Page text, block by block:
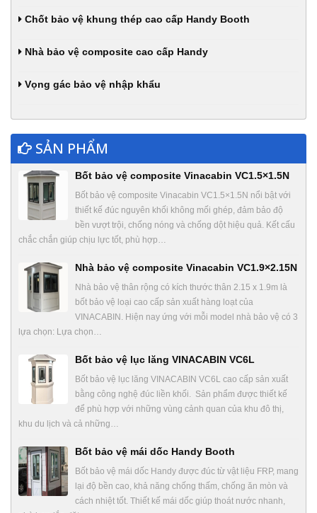
Chốt bảo vệ khung thép cao cấp Handy Booth
Nhà bảo vệ composite cao cấp Handy
Vọng gác bảo vệ nhập khẩu
SẢN PHẨM
Bốt bảo vệ composite Vinacabin VC1.5×1.5N
Bốt bảo vệ composite Vinacabin VC1.5×1.5N nổi bật với
thiết kế đúc nguyên khối không mối ghép, đảm bảo độ
bền vượt trội, chống nóng và chống dột hiệu quả. Kết cấu
chắc chắn giúp chịu lực tốt, phù hợp…
Nhà bảo vệ composite Vinacabin VC1.9×2.15N
Nhà bảo vệ thân rộng có kích thước thân 2.15 x 1.9m là
bốt bảo vệ loại cao cấp sản xuất hàng loạt của
VINACABIN. Hiện nay ứng với mỗi model nhà bảo vệ có 3
lựa chọn: Lựa chọn…
Bốt bảo vệ lục lăng VINACABIN VC6L
Bốt bảo vệ lục lăng VINACABIN VC6L cao cấp sản xuất
bằng công nghệ đúc liền khối. Sản phẩm được thiết kế
để phù hợp với những vùng cảnh quan của khu đô thị,
khu du lịch và cả những…
Bốt bảo vệ mái dốc Handy Booth
Bốt bảo vệ mái dốc Handy được đúc từ vật liệu FRP, mang
lại độ bền cao, khả năng chống thấm, chống ăn mòn và
cách nhiệt tốt. Thiết kế mái dốc giúp thoát nước nhanh,